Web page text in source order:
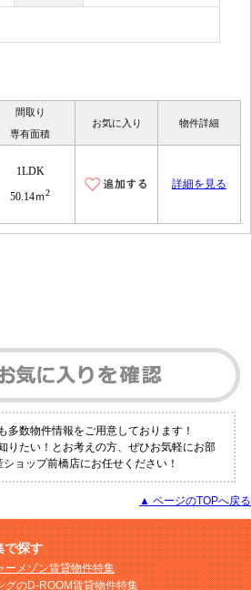
間取り
専有面積
お気に入り 物件詳細
1LDK
50.14ｍ2
詳細を見る
数物件情報をご用意しております！
りたい！とお考えの方、ぜひお気軽にお部
ョップ前橋店にお任せください！
▲ ページのTOPへ戻る
で探す
ーメゾン賃貸物件特集
グのD-ROOM賃貸物件特集